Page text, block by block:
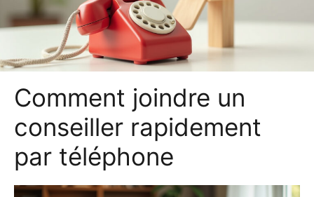
Comment joindre un
conseiller rapidement
par téléphone